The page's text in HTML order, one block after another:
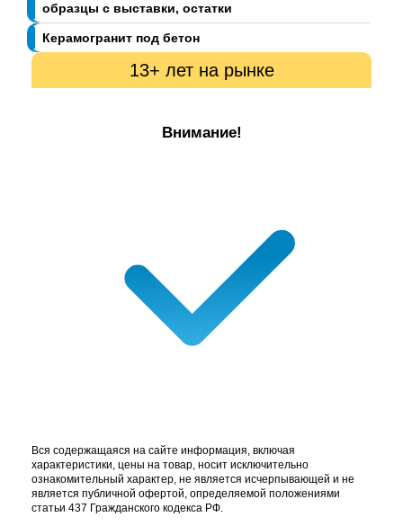
образцы с выставки, остатки
Керамогранит под бетон
13+ лет на рынке
Внимание!
Вся содержащаяся на сайте информация, включая
характеристики, цены на товар, носит исключительно
ознакомительный характер, не является исчерпывающей и не
является публичной офертой, определяемой положениями
статьи 437 Гражданского кодекса РФ.